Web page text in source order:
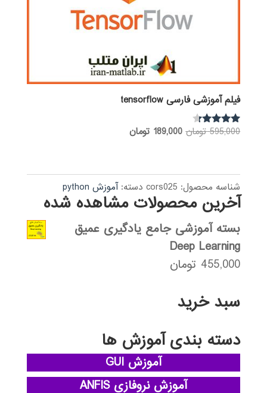
فیلم آموزشی فارسی tensorflow
نمره
595,000 تومان قیمت
بود.
189,000 تومانقیمت
شناسه محصول: cors025 دسته:آموزش python
آخرین محصولات مشاهده شده
بسته آموزشی جامع یادگیری عمیق
Deep Learning
455,000 تومان
سبد خرید
دسته بندی آموزش ها
آموزش GUI
آموزش نروفازی ANFIS